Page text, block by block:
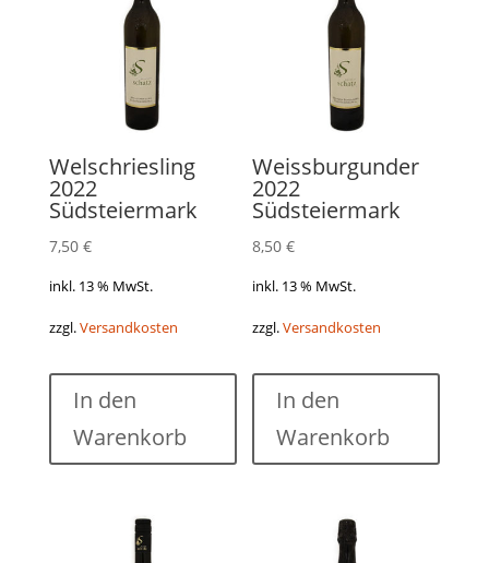
Welschriesling
2022
Südsteiermark
7,50 €
inkl. 13 % MwSt.
zzgl.Versandkosten
In den
Warenkorb
Weissburgunder
2022
Südsteiermark
8,50€
inkl. 13 % MwSt.
zzgl.Versandkosten
In den
Warenkorb